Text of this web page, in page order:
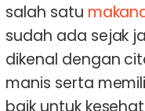
salah satu
sudah ada sejak
dikenal dengan
manis serta
baik untuk